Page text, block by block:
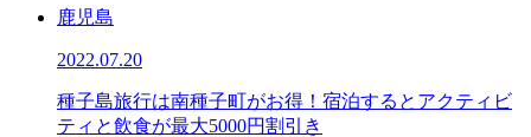
鹿児島
2022.07.20
種子島旅行は南種子町がお得！宿泊するとアクティビ
ティと飲食が最大5000円割引き